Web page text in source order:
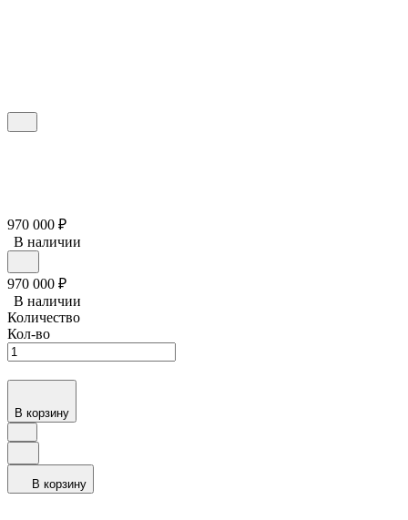
970 000 ₽
В наличии
970 000 ₽
В наличии
Количество
Кол-во
В корзину
В корзину